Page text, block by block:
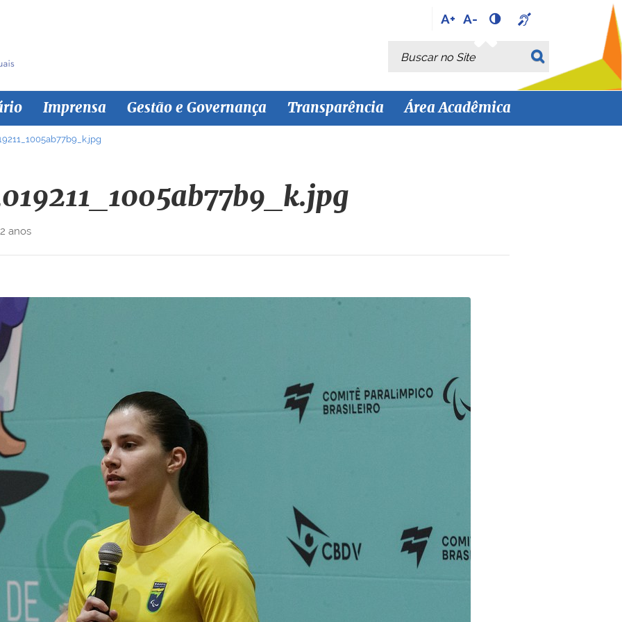
A+ A-
Busca
Busca Avançada…
Imprensa Gestão e Governança Transparência Área Acadêmica
anos